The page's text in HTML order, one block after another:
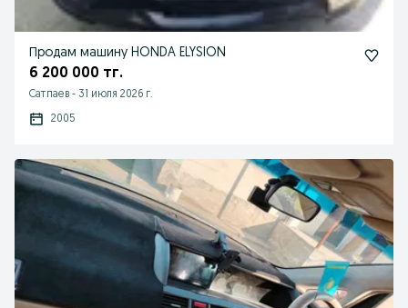
Продам машину HONDA ELYSION
6 200 000 тг.
Сатпаев - 31 июля 2026 г.
2005